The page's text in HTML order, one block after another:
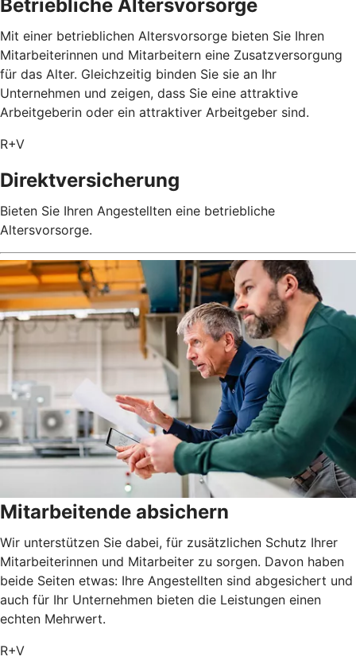
Betriebliche Altersvorsorge
Mit einer betrieblichen Altersvorsorge bieten Sie Ihren
Mitarbeiterinnen und Mitarbeitern eine Zusatzversorgung
für das Alter. Gleichzeitig binden Sie sie an Ihr
Unternehmen und zeigen, dass Sie eine attraktive
Arbeitgeberin oder ein attraktiver Arbeitgeber sind.
R+V
Direktversicherung
Bieten Sie Ihren Angestellten eine betriebliche
Altersvorsorge.
Mitarbeitende absichern
Wir unterstützen Sie dabei, für zusätzlichen Schutz Ihrer
Mitarbeiterinnen und Mitarbeiter zu sorgen. Davon haben
beide Seiten etwas: Ihre Angestellten sind abgesichert und
auch für Ihr Unternehmen bieten die Leistungen einen
echten Mehrwert.
R+V